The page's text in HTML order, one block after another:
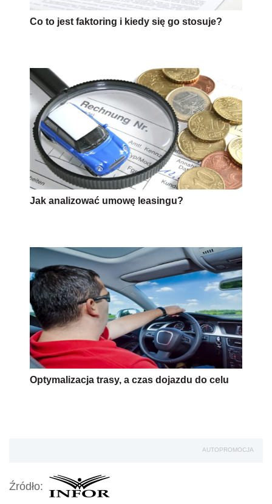
Co to jest faktoring i kiedy się go stosuje?
Jak analizować umowę leasingu?
Optymalizacja trasy, a czas dojazdu do celu
AUTOPROMOCJA
Źródło: